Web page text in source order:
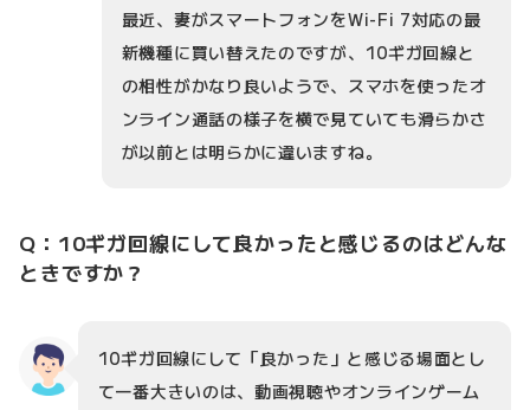
最近、妻がスマートフォンをWi-Fi 7対応の最
新機種に買い替えたのですが、10ギガ回線と
の相性がかなり良いようで、スマホを使ったオ
ンライン通話の様子を横で見ていても滑らかさ
が以前とは明らかに違いますね。
Q：10ギガ回線にして良かったと感じるのはどんな
ときですか？
10ギガ回線にして「良かった」と感じる場面とし
て一番大きいのは、動画視聴やオンラインゲーム